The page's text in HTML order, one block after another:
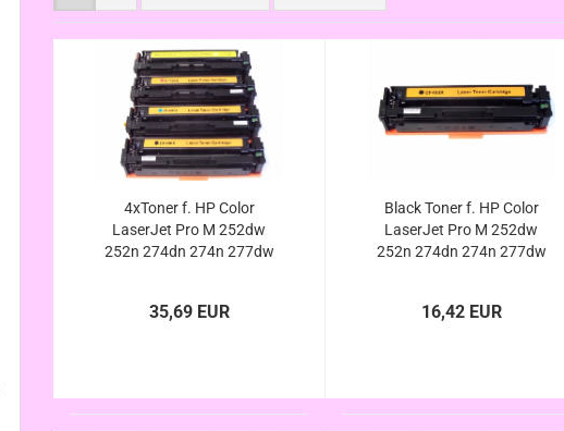
4xToner f. HP Color
LaserJet Pro M 252dw
252n 274dn 274n 277dw
CF403 X/A kompatibel
35,69 EUR
Black Toner f. HP Color
LaserJet Pro M 252dw
252n 274dn 274n 277dw
kompatibel
16,42 EUR